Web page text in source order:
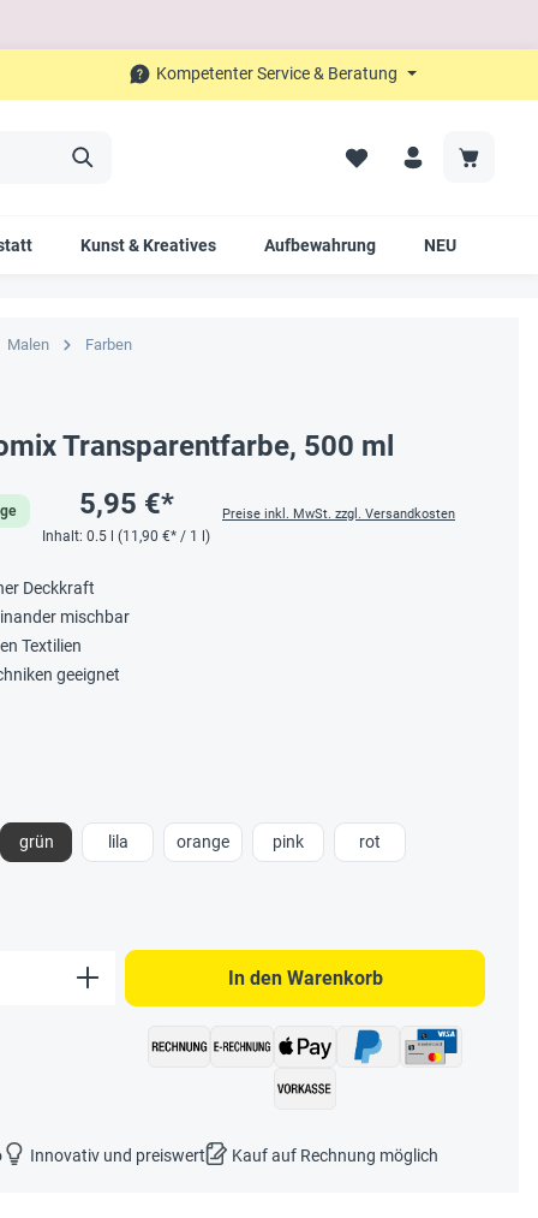
Kompetenter Service & Beratung
Kunst & Kreatives Aufbewahrung NEU
Malen Farben
Transparentfarbe, 500 ml
5,95 €*
Inhalt: 0.5 l (11,90 €* / 1 l)
Preise inkl. MwSt. zzgl. Versandkosten
Deckkraft
mischbar
Textilien
geeignet
grün lila orange pink rot
den gewünschten Wert ein oder
In den Warenkorb
Innovativ und preiswert Kauf auf Rechnung möglich